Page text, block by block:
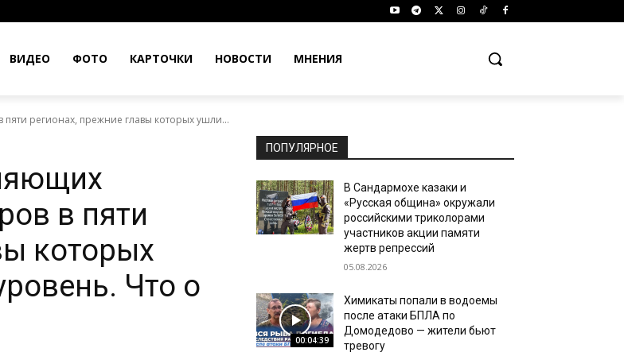
ВИДЕО ФОТО КАРТОЧКИ НОВОСТИ МНЕНИЯ
регионах, прежние главы которых ушли...
в пяти
которых
Что о
ПОПУЛЯРНОЕ
В Сандармохе казаки и
«Русская община» окружали
российскими триколорами
участников акции памяти
жертв репрессий
05.08.2026
00:04:39
Химикаты попали в водоемы
после атаки БПЛА по
Домодедово — жители бьют
тревогу